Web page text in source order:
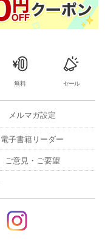
無料 セール
メルマガ設定
電子書籍リーダー
ご意見・ご要望